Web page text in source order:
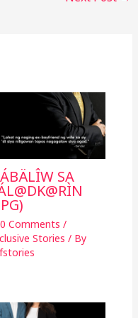
SA
Comments /
Stories / By